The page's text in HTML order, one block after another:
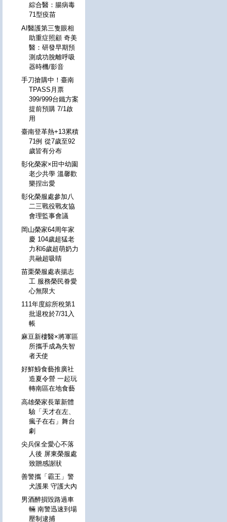
綜合醫：腸病毒
71型疫苗
AI醫護第三隻眼相
助重症照顧 奇美
醫：研發早期預
測成功脫離呼吸
器時機/影音
手刀搶購中！臺南
TPASS月票
399/999台鐵方案
提前預購 7/1啟
用
臺南登革熱+13累積
71例 從7歲至92
歲皆有分布
彰化榮家×田中幼園
老少共學 溫馨歡
樂捏出愛
彰化榮服處參加八
二三戰役戰友協
會理監事會議
岡山榮家64周年家
慶 104歲超猛老
力和6歲超萌奶力
共融超吸睛
苗栗榮服處表揚志
工 服務榮民眷愛
心無限大
111年度綜所稅第1
批退稅於7/31入
帳
麻豆新樓醫×將軍區
所攜手成為失智
者天使
好鮮鯓食藝推廣社
造夏令營 一起玩
轉南區在地食藝
高雄榮家長輩新體
驗「天才在左、
瘋子在右」舞台
劇
尖兵保全愛心不落
人後 屏東榮服處
致贈感謝狀
善警攜「霸王」警
犬護果 守護大內
男酒醉損毀路過車
輛 南警迅速到場
壓制逮捕